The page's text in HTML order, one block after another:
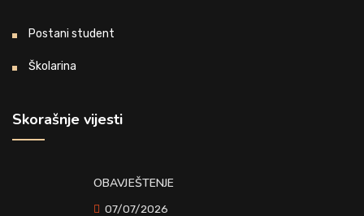
Postani student
Školarina
Skorašnje vijesti
OBAVJEŠTENJE
07/07/2026